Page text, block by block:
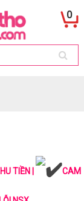
0
TIỀN | CAM